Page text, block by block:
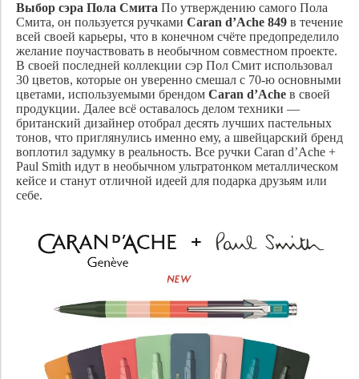
Выбор сэра Пола Смита По утверждению самого Пола
Смита, он пользуется ручками Caran d’Ache 849 в течение
всей своей карьеры, что в конечном счёте предопределило
желание поучаствовать в необычном совместном проекте.
В своей последней коллекции сэр Пол Смит использовал
30 цветов, которые он уверенно смешал с 70-ю основными
цветами, используемыми брендом Caran d’Ache в своей
продукции. Далее всё оставалось делом техники —
британский дизайнер отобрал десять лучших пастельных
тонов, что приглянулись именно ему, а швейцарский бренд
воплотил задумку в реальность. Все ручки Caran d’Ache +
Paul Smith идут в необычном ультратонком металлическом
кейсе и станут отличной идеей для подарка друзьям или
себе.